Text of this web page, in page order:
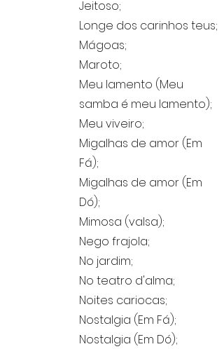
Jeitoso;
Longe dos carinhos teus;
Mágoas;
Maroto;
Meu lamento (Meu
samba é meu lamento);
Meu viveiro;
Migalhas de amor (Em
Fá);
Migalhas de amor (Em
Dó);
Mimosa (valsa);
Nego frajola;
No jardim;
No teatro d'alma;
Noites cariocas;
Nostalgia (Em Fá);
Nostalgia (Em Dó);